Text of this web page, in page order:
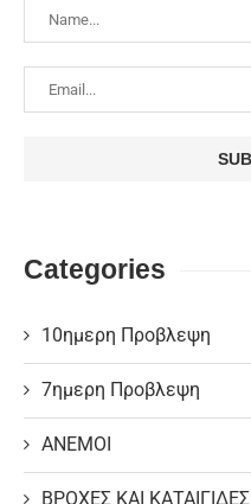
Categories
10ημερη Προβλεψη
7ημερη Προβλεψη
ΑΝΕΜΟΙ
ΒΡΟΧΕΣ ΚΑΙ ΚΑΤΑΙΓΙΔΕΣ